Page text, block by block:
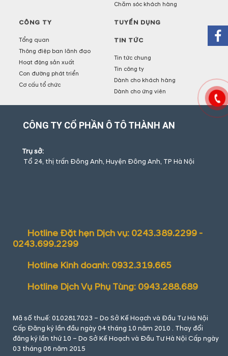
Chăm sóc khách hàng
CÔNG TY
Tổng quan
Thông điệp ban lãnh đạo
Hoạt động sản xuất
Con đường phát triển
Cơ cấu tổ chức
TUYỂN DỤNG
TIN TỨC
Tin tức chung
Tin công ty
Dành cho khách hàng
Dành cho ứng viên
CÔNG TY CỔ PHẦN Ô TÔ THÀNH AN
Trụ sở:
Tổ 24, thị trấn Đông Anh, Huyện Đông Anh, TP Hà Nội
Hotline Đặt hẹn Dịch vụ: 0243.389.2299 -
0243.699.2299
Hotline Kinh doanh: 0932.319.665
Hotline Dịch Vụ Phụ Tùng: 0943.288.689
Mã số thuế: 0102817023 – Do Sở Kế Hoạch và Đầu Tư Hà Nội
Cấp Đăng ký lần đầu ngày 04 tháng 10 năm 2010 . Thay đổi
đăng ký lần thứ 10 – Do Sở Kế Hoạch và Đầu Tư Hà Nội Cấp ngày
03 tháng 06 năm 2015